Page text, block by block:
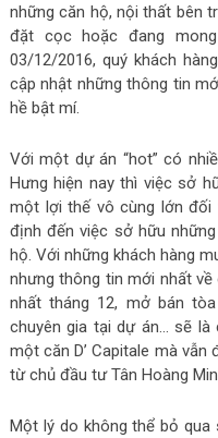
những căn hộ, nội thất bên
đặt cọc hoặc đang
03/12/2016, quý khách
cập nhật những thông tin
hề bật mí.
Với một dự án “hot” có
Hưng hiện nay thì việc sở
một lợi thế vô cùng lớn đối
định đến việc sở hữu
hộ. Với những khách hàng
nhưng thông tin mới nhất
nhất tháng 12, mở bán
chuyên gia tại dự án… sẽ
một căn D’ Capitale mà
từ chủ đầu tư Tân Hoàng
Một lý do không thể bỏ qua